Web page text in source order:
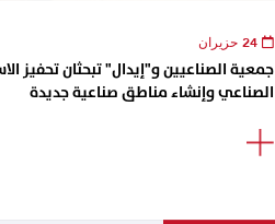
جمعية الصناعيين و"إيدال" تبحثان تحفيز
الصناعي وإنشاء مناطق صناعية جديدة